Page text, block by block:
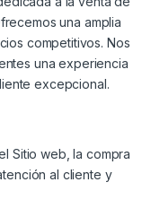
una amplia
competitivos. Nos
una experiencia
excepcional.
Sitio web, la compra
al cliente y